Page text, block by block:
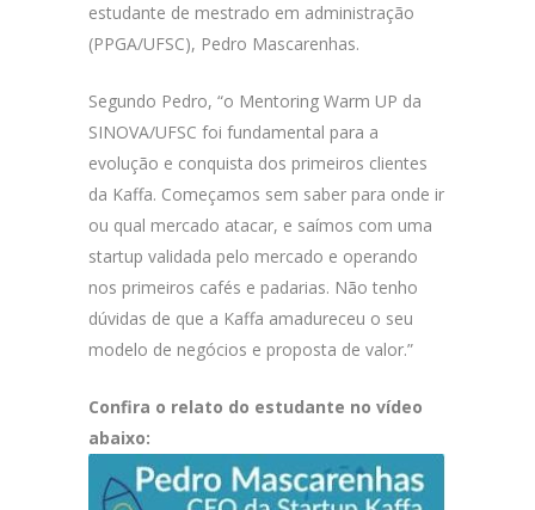
estudante de mestrado em administração
(PPGA/UFSC), Pedro Mascarenhas.
Segundo Pedro, “o Mentoring Warm UP da
SINOVA/UFSC foi fundamental para a
evolução e conquista dos primeiros clientes
da Kaffa. Começamos sem saber para onde ir
ou qual mercado atacar, e saímos com uma
startup validada pelo mercado e operando
nos primeiros cafés e padarias. Não tenho
dúvidas de que a Kaffa amadureceu o seu
modelo de negócios e proposta de valor.”
Confira o relato do estudante no vídeo
abaixo: